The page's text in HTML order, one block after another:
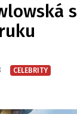
CELEBRITY